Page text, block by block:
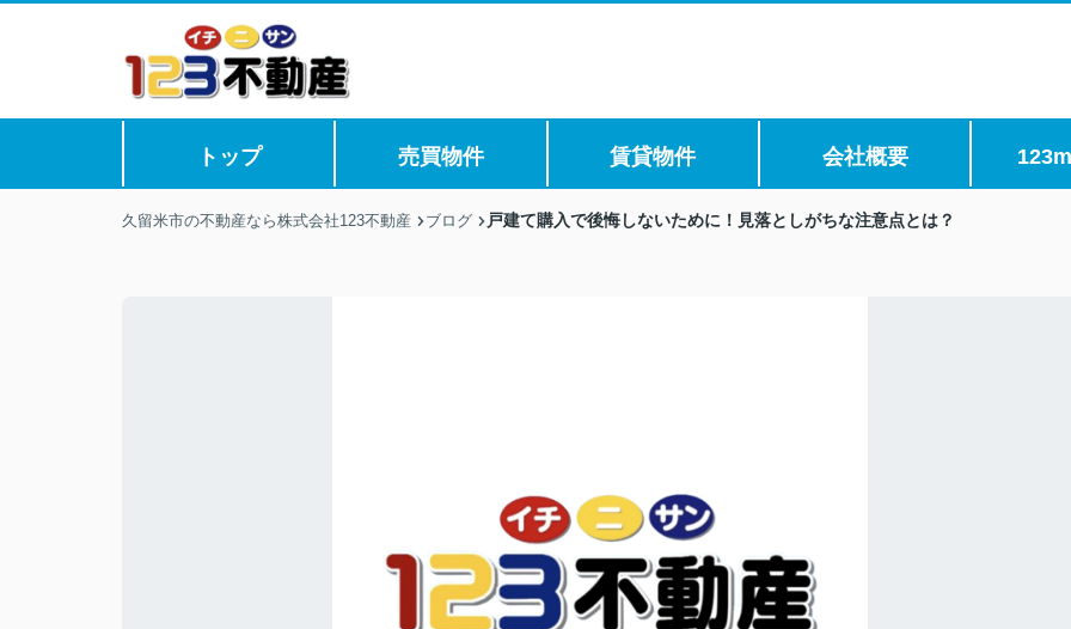
トップ 売買物件 賃貸物件 会社概要
久留米市の不動産なら株式会社123不動産 ブログ 戸建て購入で後悔しないために！見落としがちな注意点とは？